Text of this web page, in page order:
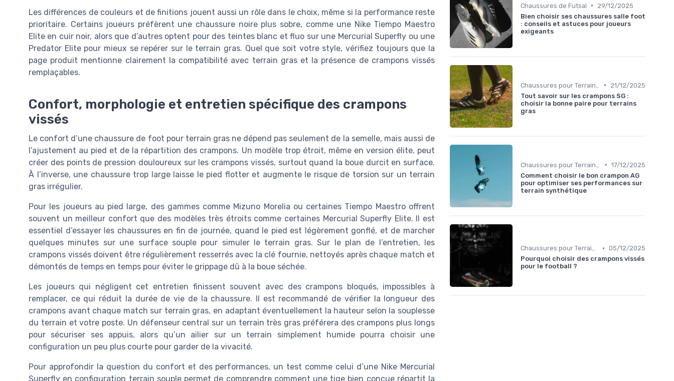
Les différences de couleurs et de finitions jouent aussi un rôle dans le choix, même si la performance reste
prioritaire. Certains joueurs préfèrent une chaussure noire plus sobre, comme une Nike Tiempo Maestro
Elite en cuir noir, alors que d’autres optent pour des teintes blanc et fluo sur une Mercurial Superfly ou une
Predator Elite pour mieux se repérer sur le terrain gras. Quel que soit votre style, vérifiez toujours que la
page produit mentionne clairement la compatibilité avec terrain gras et la présence de crampons vissés
remplaçables.
Confort, morphologie et entretien spécifique des crampons
vissés
Le confort d’une chaussure de foot pour terrain gras ne dépend pas seulement de la semelle, mais aussi de
l’ajustement au pied et de la répartition des crampons. Un modèle trop étroit, même en version élite, peut
créer des points de pression douloureux sur les crampons vissés, surtout quand la boue durcit en surface.
À l’inverse, une chaussure trop large laisse le pied flotter et augmente le risque de torsion sur un terrain
gras irrégulier.
Pour les joueurs au pied large, des gammes comme Mizuno Morelia ou certaines Tiempo Maestro offrent
souvent un meilleur confort que des modèles très étroits comme certaines Mercurial Superfly Elite. Il est
essentiel d’essayer les chaussures en fin de journée, quand le pied est légèrement gonflé, et de marcher
quelques minutes sur une surface souple pour simuler le terrain gras. Sur le plan de l’entretien, les
crampons vissés doivent être régulièrement resserrés avec la clé fournie, nettoyés après chaque match et
démontés de temps en temps pour éviter le grippage dû à la boue séchée.
Les joueurs qui négligent cet entretien finissent souvent avec des crampons bloqués, impossibles à
remplacer, ce qui réduit la durée de vie de la chaussure. Il est recommandé de vérifier la longueur des
crampons avant chaque match sur terrain gras, en adaptant éventuellement la hauteur selon la souplesse
du terrain et votre poste. Un défenseur central sur un terrain très gras préférera des crampons plus longs
pour sécuriser ses appuis, alors qu’un ailier sur un terrain simplement humide pourra choisir une
configuration un peu plus courte pour garder de la vivacité.
Pour approfondir la question du confort et des performances, un test comme celui d’une Nike Mercurial
Superfly en configuration terrain souple permet de comprendre comment une tige bien conçue répartit la
Chaussures de Futsal •
29/12/2025
Bien choisir ses chaussures salle foot
: conseils et astuces pour joueurs
exigeants
•
21/12/2025
Tout savoir sur les crampons SG :
choisir la bonne paire pour terrains
gras
• 17/12/2025
Comment choisir le bon crampon AG
pour optimiser ses performances sur
terrain synthétique
Chaussures pour Terrains Secs • 05/12/2025
Pourquoi choisir des crampons vissés
pour le football ?